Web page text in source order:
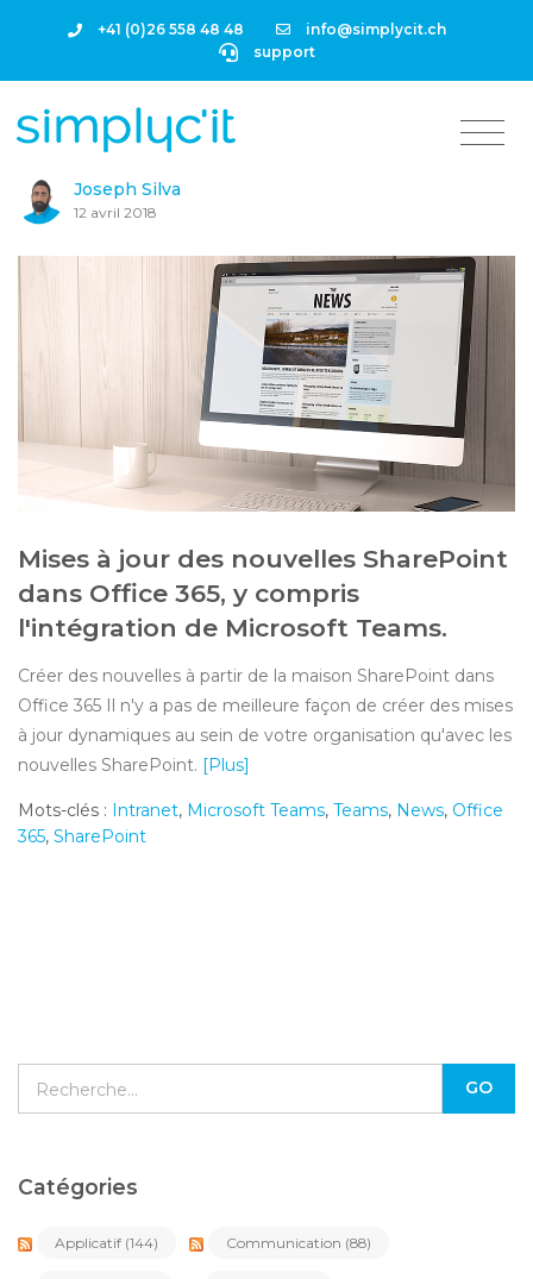
+41 (0)26 558 48 48
info@simplycit.ch
support
Joseph Silva
12 avril 2018
Mises à jour des nouvelles SharePoint
dans Office 365, y compris
l'intégration de Microsoft Teams.
Créer des nouvelles à partir de la maison SharePoint dans
Office 365 Il n'y a pas de meilleure façon de créer des mises
à jour dynamiques au sein de votre organisation qu'avec les
nouvelles SharePoint. [Plus]
Mots-clés : Intranet, Microsoft Teams, Teams, News, Office
365, SharePoint
Catégories
Applicatif (144) Communication (88)